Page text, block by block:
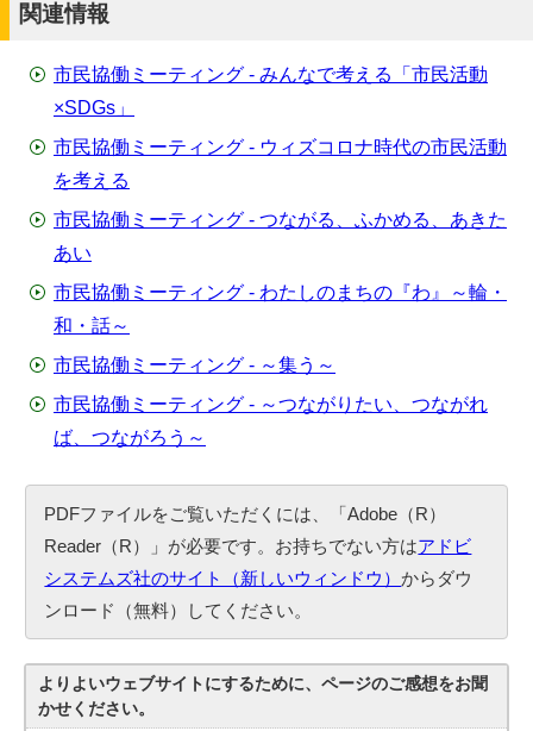
関連情報
市民協働ミーティング - みんなで考える「市民活動
×SDGs」
市民協働ミーティング - ウィズコロナ時代の市民活動
を考える
市民協働ミーティング ‐ つながる、ふかめる、あきた
あい
市民協働ミーティング ‐ わたしのまちの『わ』～輪・
和・話～
市民協働ミーティング - ～集う～
市民協働ミーティング - ～つながりたい、つながれ
ば、つながろう～
PDFファイルをご覧いただくには、「Adobe（R）
Reader（R）」が必要です。お持ちでない方はアドビ
システムズ社のサイト（新しいウィンドウ）からダウ
ンロード（無料）してください。
よりよいウェブサイトにするために、ページのご感想をお聞
かせください。